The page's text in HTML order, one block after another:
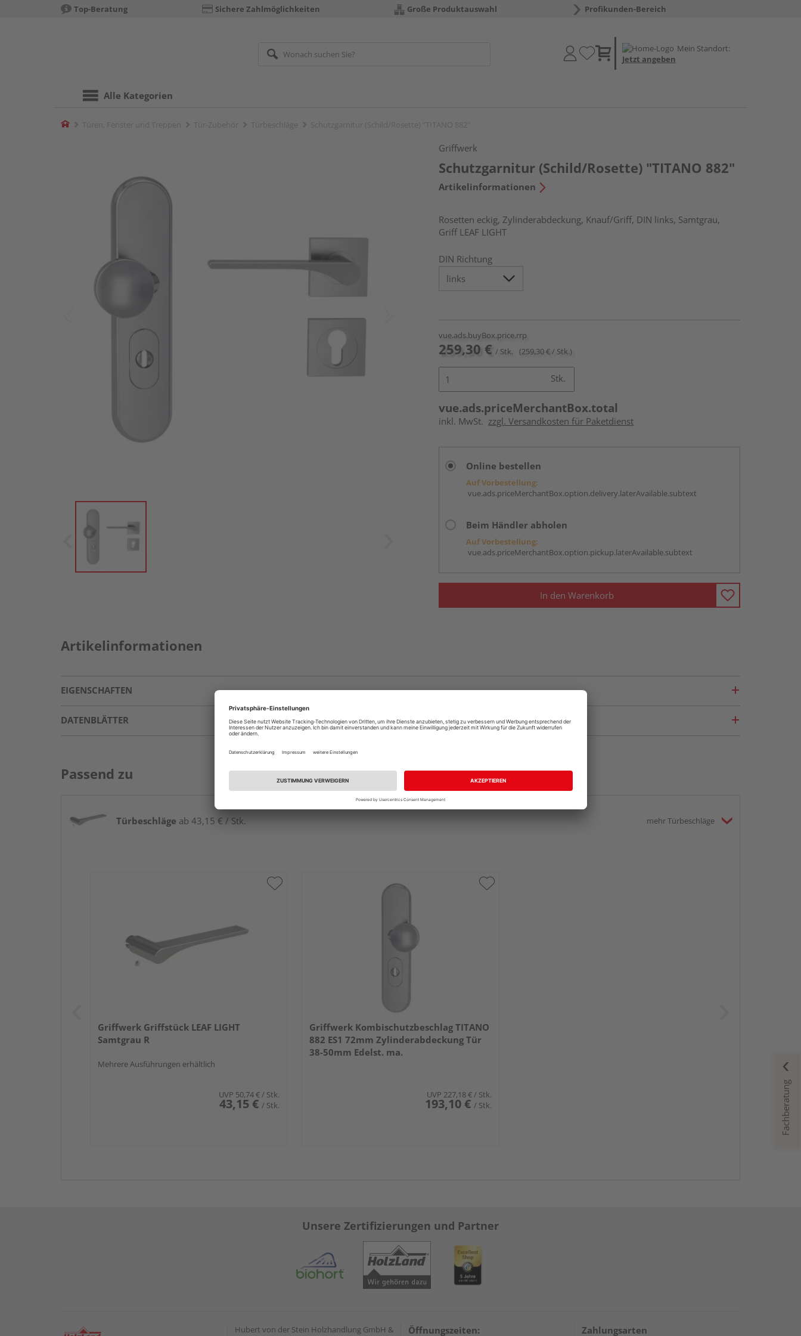
Top-Beratung Sichere Zahlmöglichkeiten Große Produktauswahl Profikunden-Bereich
Mein Standort:
Jetzt angeben
Alle Kategorien
Home
Griffwerk
Schutzgarnitur (Schild/Rosette) "TITANO 882"
Artikelinformationen
Rosetten eckig, Zylinderabdeckung, Knauf/Griff, DIN links, Samtgrau,
Griff LEAF LIGHT
DIN Richtung
vue.ads.buyBox.price.rrp
259,30 € / Stk. (259,30 € / Stk.)
Stk.
vue.ads.priceMerchantBox.total
inkl. MwSt. zzgl. Versandkosten für Paketdienst
Online bestellen
Auf Vorbestellung:
vue.ads.priceMerchantBox.option.delivery.laterAvailable.subtext
Beim Händler abholen
Auf Vorbestellung:
vue.ads.priceMerchantBox.option.pickup.laterAvailable.subtext
In den Warenkorb
Artikelinformationen
EIGENSCHAFTEN
DATENBLÄTTER
Passend zu
Türbeschläge ab 43,15 € / Stk. mehr Türbeschläge
Griffwerk Griffstück LEAF LIGHT
Samtgrau R
Mehrere Ausführungen erhältlich
UVP 50,74 € / Stk.
43,15 € / Stk.
Griffwerk Kombischutzbeschlag TITANO
882 ES1 72mm Zylinderabdeckung Tür
38-50mm Edelst. ma.
UVP 227,18 € / Stk.
193,10 € / Stk. Fachberatung
Unsere Zertifizierungen und Partner
Hubert von der Stein Holzhandlung GmbH &
Öffnungszeiten: Zahlungsarten